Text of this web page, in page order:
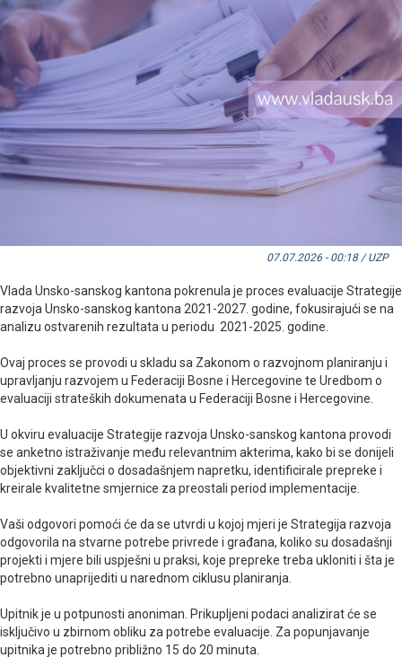
07.07.2026 - 00:18 / UZP
Vlada Unsko-sanskog kantona pokrenula je proces evaluacije Strategije
razvoja Unsko-sanskog kantona 2021-2027. godine, fokusirajući se na
analizu ostvarenih rezultata u periodu 2021-2025. godine.
Ovaj proces se provodi u skladu sa Zakonom o razvojnom planiranju i
upravljanju razvojem u Federaciji Bosne i Hercegovine te Uredbom o
evaluaciji strateških dokumenata u Federaciji Bosne i Hercegovine.
U okviru evaluacije Strategije razvoja Unsko-sanskog kantona provodi
se anketno istraživanje među relevantnim akterima, kako bi se donijeli
objektivni zaključci o dosadašnjem napretku, identificirale prepreke i
kreirale kvalitetne smjernice za preostali period implementacije.
Vaši odgovori pomoći će da se utvrdi u kojoj mjeri je Strategija razvoja
odgovorila na stvarne potrebe privrede i građana, koliko su dosadašnji
projekti i mjere bili uspješni u praksi, koje prepreke treba ukloniti i šta je
potrebno unaprijediti u narednom ciklusu planiranja.
Upitnik je u potpunosti anoniman. Prikupljeni podaci analizirat će se
isključivo u zbirnom obliku za potrebe evaluacije. Za popunjavanje
upitnika je potrebno približno 15 do 20 minuta.